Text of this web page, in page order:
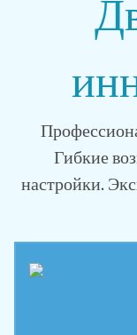
Гибкие
настройки.